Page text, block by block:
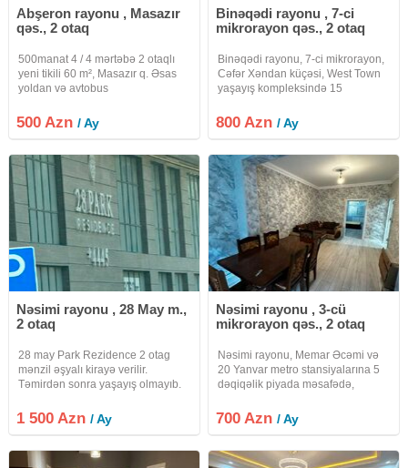
Abşeron rayonu , Masazır
qəs., 2 otaq
500manat 4 / 4 mərtəbə 2 otaqlı
yeni tikili 60 m², Masazır q. Əsas
yoldan və avtobus
məsafədə yerləşir. Bakı, Mehli
yaşayış kompleksi#ok8944 100
500 Azn/ Ay
Binəqədi rayonu , 7-ci
mikrorayon qəs., 2 otaq
Binəqədi rayonu, 7-ci mikrorayon,
Cəfər Xəndan küçəsi, West Town
yaşayış kompleksində 15
mərtəbəsində sahəsi 60 kv.m.olan
2 otaqlı mənzil kirayə verilir.
800 Azn/ Ay
Nəsimi rayonu , 28 May m.,
2 otaq
28 may Park Rezidence 2 otag
mənzil əşyalı kirayə verilir.
Təmirdən sonra yaşayış olmayıb.
1 500 Azn/ Ay
Nəsimi rayonu , 3-cü
mikrorayon qəs., 2 otaq
Nəsimi rayonu, Memar Əcəmi və
20 Yanvar metro stansiyalarına 5
dəqiqəlik piyada məsafədə,
yerləşən 5 mərtəbəli binanın 1-ci
mərtəbəsində 2 otaqlı mənzil
700 Azn/ Ay